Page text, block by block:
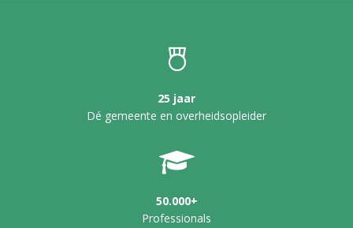
25 jaar
Dé gemeente en overheidsopleider
50.000+
Professionals